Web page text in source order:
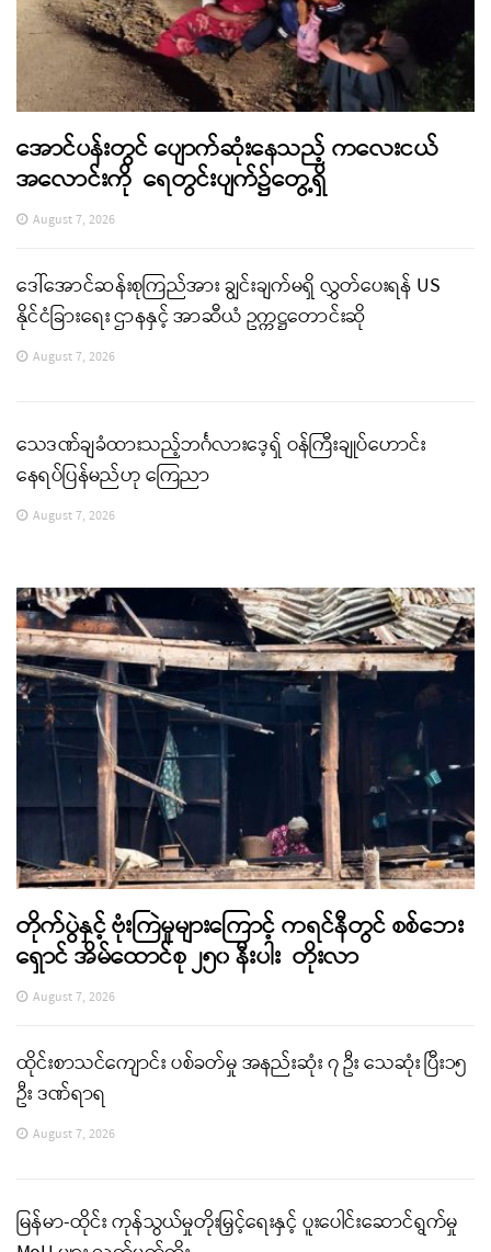
အောင်ပန်းတွင် ပျောက်ဆုံးနေသည့် ကလေးငယ်
အလောင်းကို ရေတွင်းပျက်၌တွေ့ရှိ
August 7, 2026
ဒေါ်အောင်ဆန်းစုကြည်အား ချွင်းချက်မရှိ လွှတ်ပေးရန် US
နိုင်ငံခြားရေး ဌာနနှင့် အာဆီယံ ဥက္ကဋ္ဌတောင်းဆို
August 7, 2026
သေဒဏ်ချခံထားသည့်ဘင်္ဂလားဒေ့ရှ် ဝန်ကြီးချုပ်ဟောင်း
နေရပ်ပြန်မည်ဟု ကြေညာ
August 7, 2026
တိုက်ပွဲနှင့် ဗုံးကြဲမှုများကြောင့် ကရင်နီတွင် စစ်ဘေး
ရှောင် အိမ်ထောင်စု ၂၅၀ နီးပါး တိုးလာ
August 7, 2026
ထိုင်းစာသင်ကျောင်း ပစ်ခတ်မှု အနည်းဆုံး ၇ ဦး သေဆုံး ပြီး၁၅
ဦး ဒဏ်ရာရ
August 7, 2026
မြန်မာ-ထိုင်း ကုန်သွယ်မှုတိုးမြှင့်ရေးနှင့် ပူးပေါင်းဆောင်ရွက်မှု